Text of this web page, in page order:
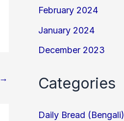
→
February 2024
January 2024
December 2023
Categories
Daily Bread (Bengali)